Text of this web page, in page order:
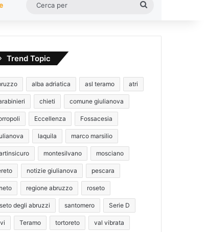
Trend Topic
alba adriatica asl teramo atri
chieti comune giulianova
Eccellenza Fossacesia
laquila marco marsilio
montesilvano mosciano
notizie giulianova pescara
regione abruzzo roseto
degli abruzzi santomero Serie D
Teramo tortoreto val vibrata